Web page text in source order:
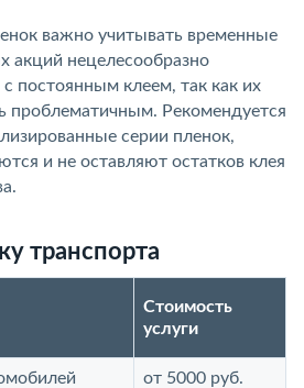
важно учитывать временные
акций нецелесообразно
с постоянным клеем, так как их
проблематичным. Рекомендуется
серии пленок,
и не оставляют остатков клея
транспорта
Стоимость
услуги
от 5000 руб.